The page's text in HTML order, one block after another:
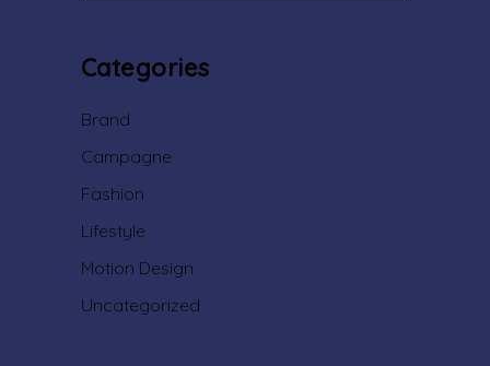
Categories
Brand
Campagne
Fashion
Lifestyle
Motion Design
Uncategorized